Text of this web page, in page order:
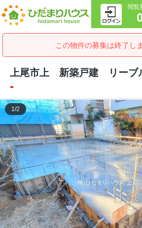
閲覧
この物件の募集は終了し
上尾市上 新築戸建 リーブ
-
1/2